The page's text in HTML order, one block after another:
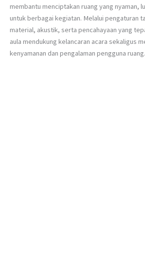
membantu menciptakan ruang yang nyaman,
untuk berbagai kegiatan. Melalui pengaturan
material, akustik, serta pencahayaan yang
aula mendukung kelancaran acara sekaligus
kenyamanan dan pengalaman pengguna ruang.